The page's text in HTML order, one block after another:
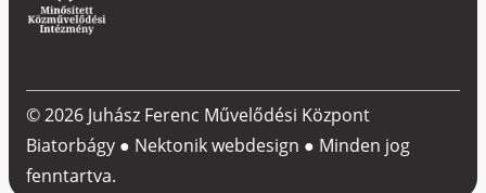
© 2026 Juhász Ferenc Művelődési Központ
Biatorbágy ● Nektonik webdesign ● Minden jog
fenntartva.